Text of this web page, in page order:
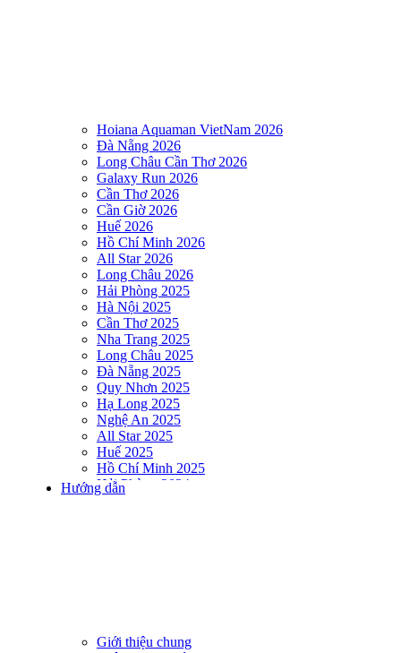
Hoiana Aquaman VietNam 2026
Đà Nẵng 2026
Long Châu Cần Thơ 2026
Galaxy Run 2026
Cần Thơ 2026
Cần Giờ 2026
Huế 2026
Hồ Chí Minh 2026
All Star 2026
Long Châu 2026
Hải Phòng 2025
Hà Nội 2025
Cần Thơ 2025
Nha Trang 2025
Long Châu 2025
Đà Nẵng 2025
Quy Nhơn 2025
Hạ Long 2025
Nghệ An 2025
All Star 2025
Huế 2025
Hồ Chí Minh 2025
Hải Phòng 2024
DNSE AQUAMAN VIETNAM 2024
DNSE AQUAMAN VIETNAM 2023
Hướng dẫn
Giới thiệu chung